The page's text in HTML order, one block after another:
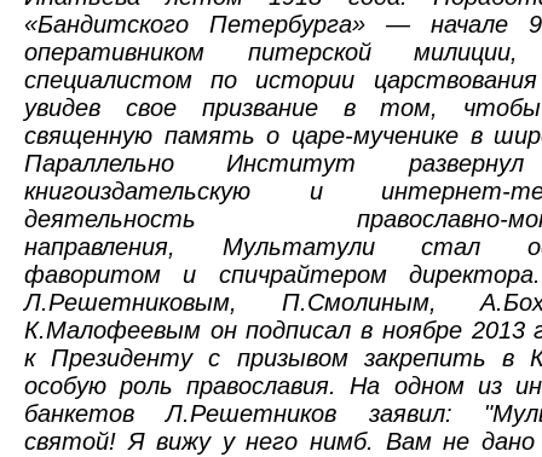
«Бандитского Петербурга» — начале
оперативником питерской
специалистом по истории
увидев свое призвание в том, чтобы
священную память о царе-мученике в
Параллельно Институт
книгоиздательскую и интернет-
деятельность православно-
направления, Мультатули стал
фаворитом и спичрайтером
Л.Решетниковым, П.Смолиным,
К.Малофеевым он подписал в ноябре 2013
к Президенту с призывом закрепить в
особую роль православия. На одном из
банкетов Л.Решетников заявил:
святой! Я вижу у него нимб. Вам не дано